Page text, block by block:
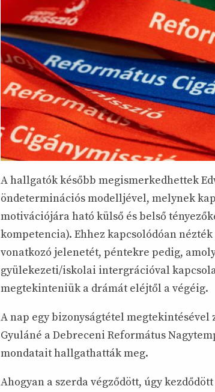
A hallgatók később megismerkedhettek
öndeterminációs modelljével, melynek
motivációjára ható külső és belső
kompetencia). Ehhez kapcsolódóan
vonatkozó jelenetét, péntekre pedig,
gyülekezeti/iskolai intergrációval
megtekinteniük a drámát eléjtől a végéig.
A nap egy bizonyságtétel
Gyuláné a Debreceni Református
mondatait hallgathatták meg.
Ahogyan a szerda végződött, úgy